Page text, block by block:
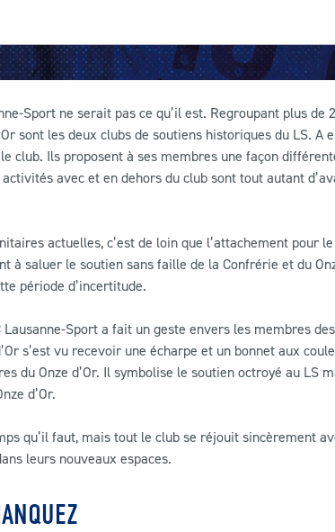
Sport ne serait pas ce qu’il est. Regroupant plus
sont les deux clubs de soutiens historiques du LS. A
club. Ils proposent à ses membres une façon
avec et en dehors du club sont tout autant
actuelles, c’est de loin que l’attachement pour
à saluer le soutien sans faille de la Confrérie et du
période d’incertitude.
Lausanne-Sport a fait un geste envers les membres
s’est vu recevoir une écharpe et un bonnet aux
du Onze d’Or. Il symbolise le soutien octroyé au
d’Or.
qu’il faut, mais tout le club se réjouit sincèrement
leurs nouveaux espaces.